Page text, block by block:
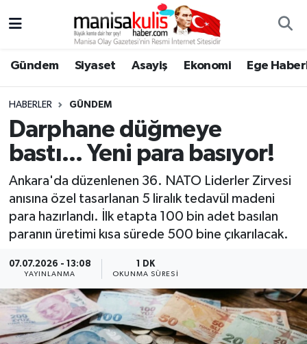
Gündem Siyaset Asayiş Ekonomi Ege
HABERLER GÜNDEM
Darphane düğmeye
bastı... Yeni para basıyor!
Ankara'da düzenlenen 36. NATO Liderler Zirvesi
anısına özel tasarlanan 5 liralık tedavül madeni
para hazırlandı. İlk etapta 100 bin adet basılan
paranın üretimi kısa sürede 500 bine çıkarılacak.
07.07.2026 - 13:08
YAYINLANMA
1 DK
OKUNMA SÜRESI
Ege Haberleri
Ekonomi
Genel
Gündem
Resmi İlan
Siyaset
Spor
Türkiye
Yunusemre Hava Durumu
Yunusemre Trafik Yoğunluk Haritası
Süper Lig Puan Durumu ve Fikstür
Tüm Manşetler
Son Dakika Haberleri
Haber Arşivi